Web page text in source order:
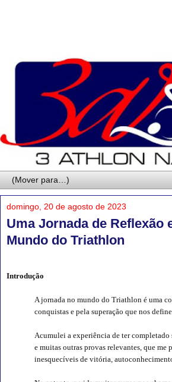
domingo, 20 de agosto de 2023
Uma Jornada de Reflexão
Mundo do Triathlon
Introdução
A jornada no mundo do Triathlon é uma
conquistas e pela superação que nos
Acumulei a experiência de ter completado
e muitas outras provas relevantes, que me
inesquecíveis de vitória,